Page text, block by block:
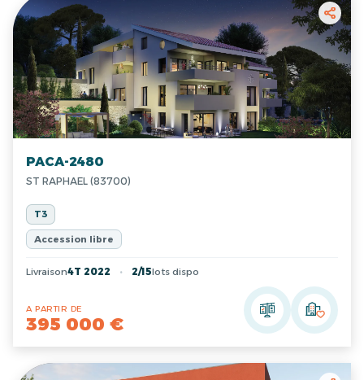
PACA-2480
ST RAPHAEL (83700)
T3
Accession libre
Livraison4T 2022 2/15lots dispo
A PARTIR DE
395 000 €